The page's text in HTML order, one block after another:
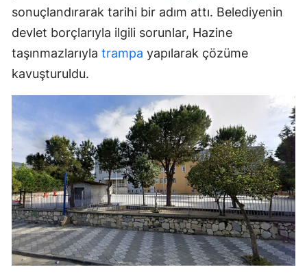
sonuçlandırarak tarihi bir adım attı. Belediyenin
devlet borçlarıyla ilgili sorunlar, Hazine
taşınmazlarıyla trampa yapılarak çözüme
kavuşturuldu.